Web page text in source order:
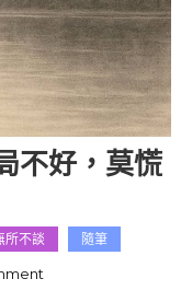
不好，莫慌
所不談 隨筆